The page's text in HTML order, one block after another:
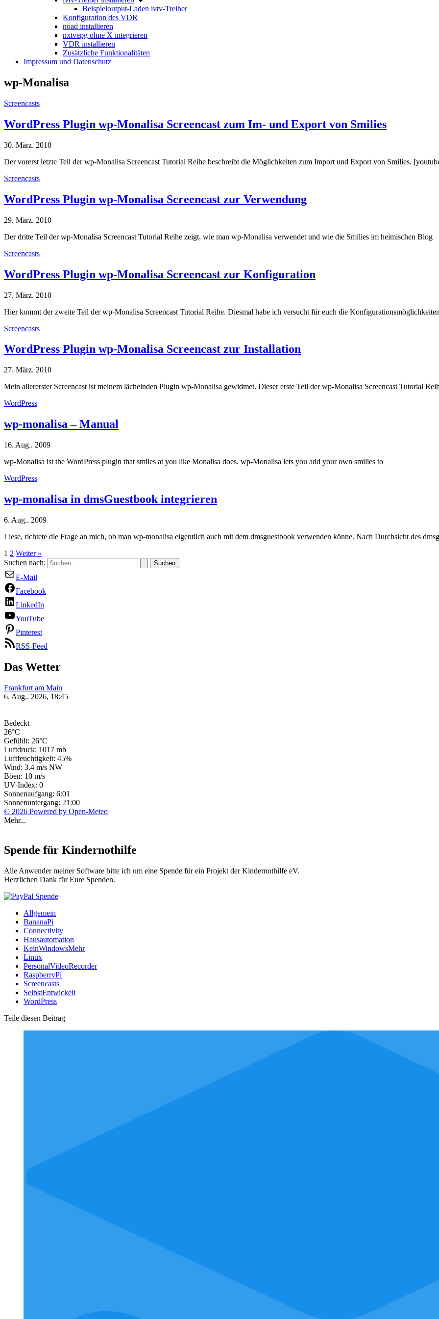
Beispieloutput-Laden ivtv-Treiber
Konfiguration des VDR
noad installieren
nxtvepg ohne X integrieren
VDR installieren
Zusätzliche Funktionalitäten
Impressum und Datenschutz
wp-Monalisa
Screencasts
WordPress Plugin wp-Monalisa Screencast zum Im- und Export von Smilies
30. März. 2010
Der vorerst letzte Teil der wp-Monalisa Screencast Tutorial Reihe beschreibt die Möglichkeiten zum Import und Export von Smilies.
Screencasts
WordPress Plugin wp-Monalisa Screencast zur Verwendung
29. März. 2010
Der dritte Teil der wp-Monalisa Screencast Tutorial Reihe zeigt, wie man wp-Monalisa verwendet und wie die Smilies im heimischen Blog
Screencasts
WordPress Plugin wp-Monalisa Screencast zur Konfiguration
27. März. 2010
Hier kommt der zweite Teil der wp-Monalisa Screencast Tutorial Reihe. Diesmal habe ich versucht für euch die
Screencasts
WordPress Plugin wp-Monalisa Screencast zur Installation
27. März. 2010
Mein allererster Screencast ist meinem lächelnden Plugin wp-Monalisa gewidmet. Dieser erste Teil der wp-Monalisa Screencast Tutorial
WordPress
wp-monalisa – Manual
16. Aug.. 2009
wp-Monalisa ist the WordPress plugin that smiles at you like Monalisa does. wp-Monalisa lets you add your own smilies to
WordPress
wp-monalisa in dmsGuestbook integrieren
6. Aug.. 2009
Liese, richtete die Frage an mich, ob man wp-monalisa eigentlich auch mit dem dmsguestbook verwenden könne. Nach Durchsicht des
1 2 Weiter »
Suchen nach:
E-Mail
Facebook
LinkedIn
YouTube
Pinterest
RSS-Feed
Das Wetter
Frankfurt am Main
6. Aug.. 2026, 18:45
Bedeckt
26°C
Gefühlt: 26°C
Luftdruck: 1017 mb
Luftfeuchtigkeit: 45%
Wind: 3.4 m/s NW
Böen: 10 m/s
UV-Index: 0
Sonnenaufgang: 6:01
Sonnenuntergang: 21:00
© 2026 Powered by Open-Meteo
Mehr...
Spende für Kindernothilfe
Alle Anwender meiner Software bitte ich um eine Spende für ein Projekt der Kindernothilfe eV.
Herzlichen Dank für Eure Spenden.
Allgemein
BananaPi
Connectivity
Hausautomation
KeinWindowsMehr
Linux
PersonalVideoRecorder
RaspberryPi
Screencasts
SelbstEntwickelt
WordPress
Teile diesen Beitrag